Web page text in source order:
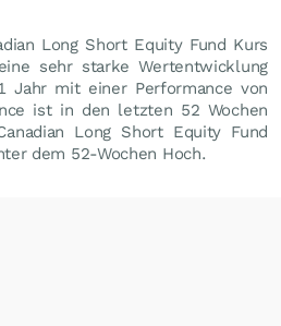
Long Short Equity Fund Kurs
sehr starke Wertentwicklung
Jahr mit einer Performance von
ist in den letzten 52 Wochen
Long Short Equity Fund
dem 52-Wochen Hoch.